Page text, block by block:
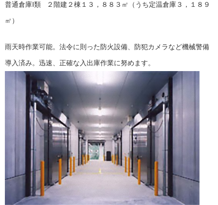
普通倉庫Ⅰ類 ２階建２棟１３，８８３㎡（うち定温倉庫３，１８９
㎡）
雨天時作業可能。法令に則った防火設備、防犯カメラなど機械警備
導入済み。迅速、正確な入出庫作業に努めます。